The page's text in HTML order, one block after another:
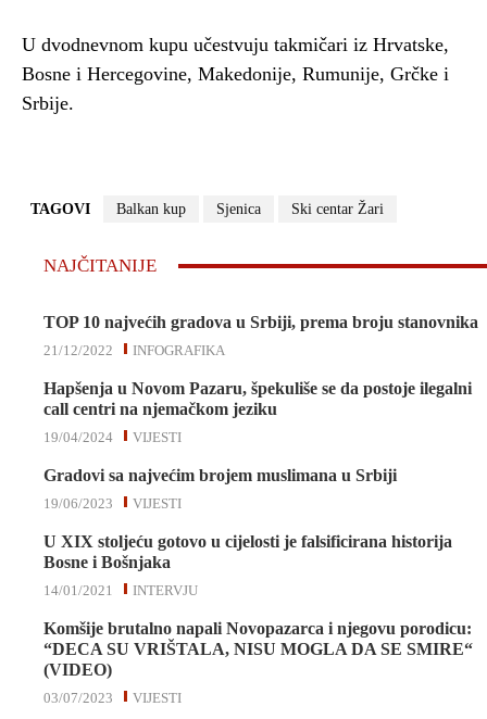
U dvodnevnom kupu učestvuju takmičari iz Hrvatske,
Bosne i Hercegovine, Makedonije, Rumunije, Grčke i
Srbije.
TAGOVI Balkan kup Sjenica Ski centar Žari
NAJČITANIJE
TOP 10 najvećih gradova u Srbiji, prema broju stanovnika
INFOGRAFIKA
21/12/2022
Hapšenja u Novom Pazaru, špekuliše se da postoje ilegalni
call centri na njemačkom jeziku
VIJESTI
19/04/2024
Gradovi sa najvećim brojem muslimana u Srbiji
VIJESTI
19/06/2023
U XIX stoljeću gotovo u cijelosti je falsificirana historija
Bosne i Bošnjaka
INTERVJU
14/01/2021
Komšije brutalno napali Novopazarca i njegovu porodicu:
“DECA SU VRIŠTALA, NISU MOGLA DA SE SMIRE“
(VIDEO)
VIJESTI
03/07/2023